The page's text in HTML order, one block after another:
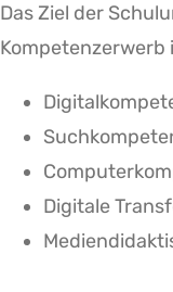
Das Ziel der
Kompetenzerwerb
Digitale